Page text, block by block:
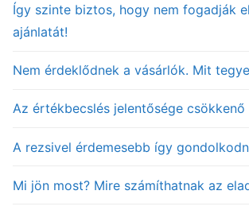
Így szinte biztos, hogy nem fogadják
ajánlatát!
Nem érdeklődnek a vásárlók. Mit
Az értékbecslés jelentősége csökkenő
A rezsivel érdemesebb így
Mi jön most? Mire számíthatnak az